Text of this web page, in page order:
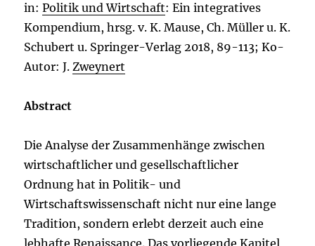
in:Politik und Wirtschaft: Ein integratives
Kompendium, hrsg. v. K. Mause, Ch. Müller u. K.
Schubert u. Springer-Verlag 2018, 89-113; Ko-
Autor: J.Zweynert
Abstract
Die Analyse der Zusammenhänge zwischen
wirtschaftlicher und gesellschaftlicher
Ordnung hat in Politik- und
Wirtschaftswissenschaft nicht nur eine lange
Tradition, sondern erlebt derzeit auch eine